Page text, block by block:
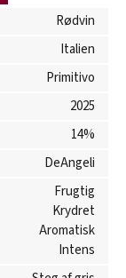
Rødvin
Italien
Primitivo
2025
14%
DeAngeli
Frugtig
Krydret
Aromatisk
Intens